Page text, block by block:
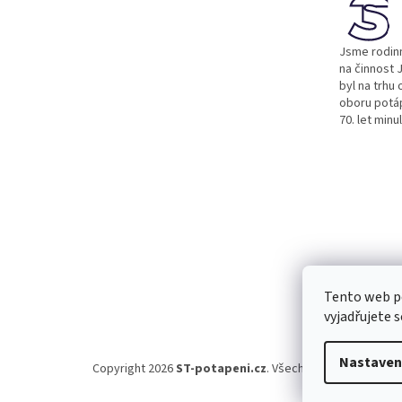
Tento web
vyjadřujete
Jsme
na činnost
byl na trhu
oboru
70. let
Copyright 2026ST-potapeni.cz. Všechna práva